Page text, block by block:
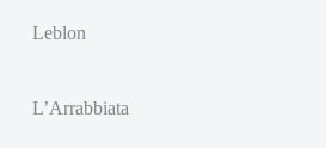
Leblon
L’Arrabbiata